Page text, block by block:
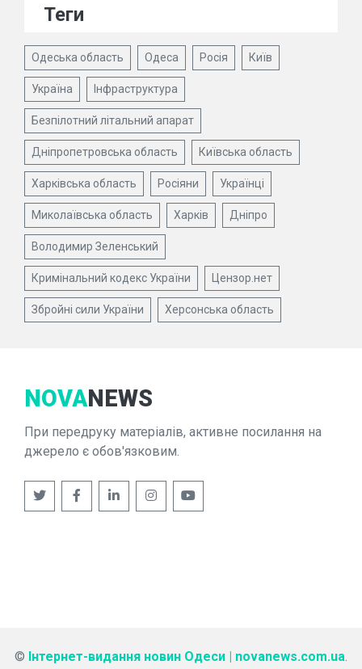
Теги
Одеська область Одеса Росія Київ
Україна Інфраструктура
Безпілотний літальний апарат
Дніпропетровська область Київська область
Харківська область Росіяни Українці
Миколаївська область Харків Дніпро
Володимир Зеленський
Кримінальний кодекс України Цензор.нет
Збройні сили України Херсонська область
NOVANEWS
При передруку матеріалів, активне посилання на
джерело є обов'язковим.
© Інтернет-видання новин Одеси | novanews.com.ua.